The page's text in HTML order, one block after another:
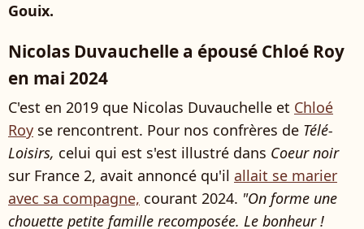
Gouix.
Nicolas Duvauchelle a épousé Chloé Roy
en mai 2024
C'est en 2019 que Nicolas Duvauchelle et Chloé
Roy se rencontrent. Pour nos confrères de Télé-
Loisirs, celui qui est s'est illustré dans Coeur noir
sur France 2, avait annoncé qu'il allait se marier
avec sa compagne, courant 2024. "On forme une
chouette petite famille recomposée. Le bonheur !